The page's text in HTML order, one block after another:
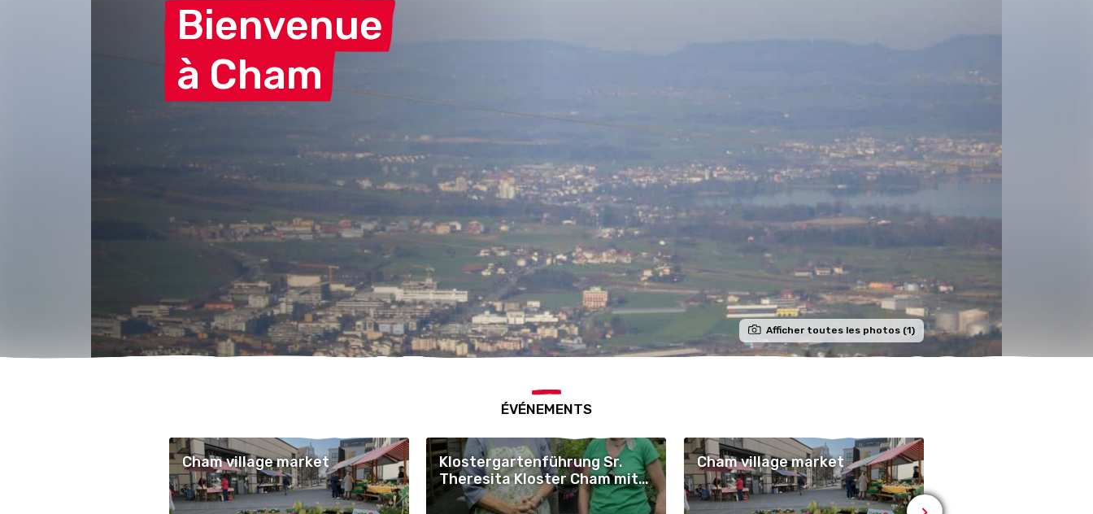
Bienvenue
à Cham
Afficher toutes les photos (1)
ÉVÉNEMENTS
Cham village market
Klostergartenführung Sr.
Theresita Kloster Cham mit
Heilpflanzenschule Sattel
Cham village market